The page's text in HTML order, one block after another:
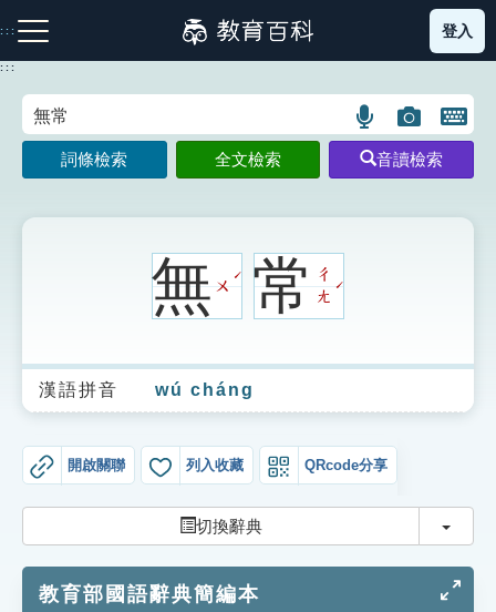
到
主
:::
注音索引圖示 筆畫索引圖示 部首索引表圖示
生字詞彙表
成語故事
索引選單
單字索引
登入
:::
語
言
搜
圖
片
搜
開
鍵
圖
詞條檢索 全文檢索 音讀檢索
無ㄨ
ˊ 常ㄔ
ㄤ
ˊ
漢語拼音 wú cháng
開啟關聯 列入收藏 QRcode分享
切換辭典 切換
教育部國語辭典簡編本